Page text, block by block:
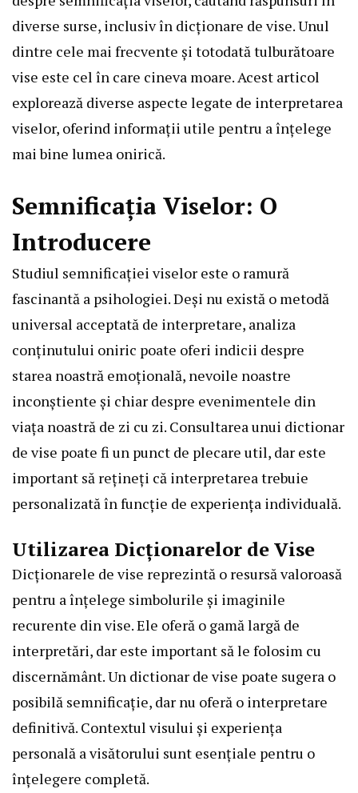
diverse surse, inclusiv în dicționare de vise. Unul
dintre cele mai frecvente și totodată tulburătoare
vise este cel în care cineva moare. Acest articol
explorează diverse aspecte legate de interpretarea
viselor, oferind informații utile pentru a înțelege
mai bine lumea onirică.
Semnificația Viselor: O
Introducere
Studiul semnificației viselor este o ramură
fascinantă a psihologiei. Deși nu există o metodă
universal acceptată de interpretare, analiza
conținutului oniric poate oferi indicii despre
starea noastră emoțională, nevoile noastre
inconștiente și chiar despre evenimentele din
viața noastră de zi cu zi. Consultarea unui dictionar
de vise poate fi un punct de plecare util, dar este
important să rețineți că interpretarea trebuie
personalizată în funcție de experiența individuală.
Utilizarea Dicționarelor de Vise
Dicționarele de vise reprezintă o resursă valoroasă
pentru a înțelege simbolurile și imaginile
recurente din vise. Ele oferă o gamă largă de
interpretări, dar este important să le folosim cu
discernământ. Un dictionar de vise poate sugera o
posibilă semnificație, dar nu oferă o interpretare
definitivă. Contextul visului și experiența
personală a visătorului sunt esențiale pentru o
înțelegere completă.